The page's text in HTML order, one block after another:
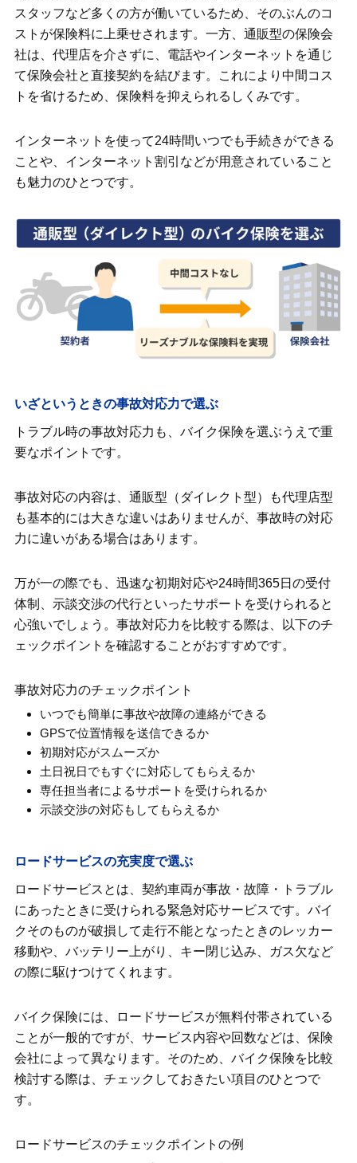
スタッフなど多くの方が働いているため、そのぶんのコ
ストが保険料に上乗せされます。一方、通販型の保険会
社は、代理店を介さずに、電話やインターネットを通じ
て保険会社と直接契約を結びます。これにより中間コス
トを省けるため、保険料を抑えられるしくみです。
インターネットを使って24時間いつでも手続きができる
ことや、インターネット割引などが用意されていること
も魅力のひとつです。
いざというときの事故対応力で選ぶ
トラブル時の事故対応力も、バイク保険を選ぶうえで重
要なポイントです。
事故対応の内容は、通販型（ダイレクト型）も代理店型
も基本的には大きな違いはありませんが、事故時の対応
力に違いがある場合はあります。
万が一の際でも、迅速な初期対応や24時間365日の受付
体制、示談交渉の代行といったサポートを受けられると
心強いでしょう。事故対応力を比較する際は、以下のチ
ェックポイントを確認することがおすすめです。
事故対応力のチェックポイント
いつでも簡単に事故や故障の連絡ができる
GPSで位置情報を送信できるか
初期対応がスムーズか
土日祝日でもすぐに対応してもらえるか
専任担当者によるサポートを受けられるか
示談交渉の対応もしてもらえるか
ロードサービスの充実度で選ぶ
ロードサービスとは、契約車両が事故・故障・トラブル
にあったときに受けられる緊急対応サービスです。バイ
クそのものが破損して走行不能となったときのレッカー
移動や、バッテリー上がり、キー閉じ込み、ガス欠など
の際に駆けつけてくれます。
バイク保険には、ロードサービスが無料付帯されている
ことが一般的ですが、サービス内容や回数などは、保険
会社によって異なります。そのため、バイク保険を比較
検討する際は、チェックしておきたい項目のひとつで
す。
ロードサービスのチェックポイントの例